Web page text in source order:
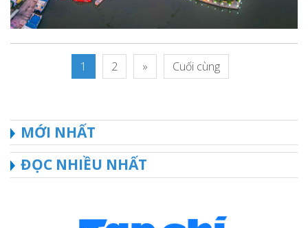
1 2 » Cuối cùng
MỚI NHẤT
ĐỌC NHIỀU NHẤT